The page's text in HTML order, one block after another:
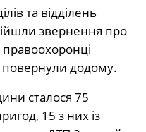
та відділень
звернення про
правоохоронці
додому.
сталося 75
15 з них із